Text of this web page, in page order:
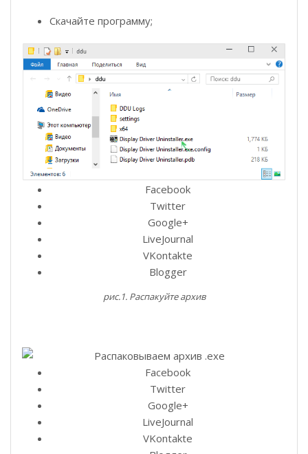
Скачайте программу;
Facebook
Twitter
Google+
LiveJournal
VKontakte
Blogger
рис.1. Распакуйте архив
Facebook
Twitter
Google+
LiveJournal
VKontakte